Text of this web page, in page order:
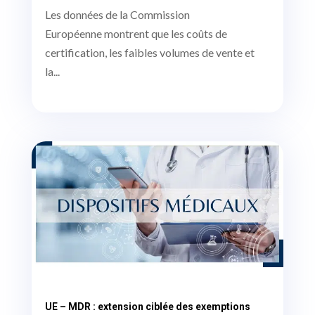
Les données de la Commission
Européenne montrent que les coûts de
certification, les faibles volumes de vente et
la...
UE – MDR : extension ciblée des exemptions